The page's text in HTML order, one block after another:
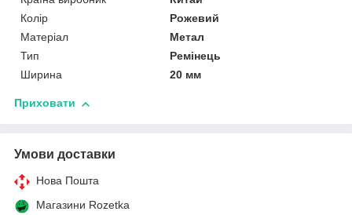
Колір
Рожевий
Матеріал
Метал
Тип
Ремінець
Ширина
20 мм
Приховати
Умови доставки
Нова Пошта
Магазини Rozetka